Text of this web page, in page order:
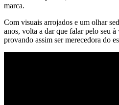
marca.
Com visuais arrojados e um olhar
anos, volta a dar que falar pelo seu
provando assim ser merecedora do